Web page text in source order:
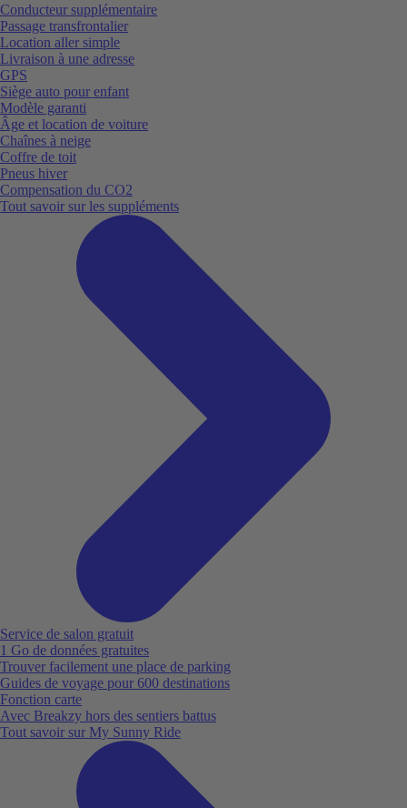
Conducteur supplémentaire
Passage transfrontalier
Location aller simple
Livraison à une adresse
GPS
Siège auto pour enfant
Modèle garanti
Âge et location de voiture
Chaînes à neige
Coffre de toit
Pneus hiver
Compensation du CO2
Tout savoir sur les suppléments
Service de salon gratuit
1 Go de données gratuites
Trouver facilement une place de parking
Guides de voyage pour 600 destinations
Fonction carte
Avec Breakzy hors des sentiers battus
Tout savoir sur My Sunny Ride